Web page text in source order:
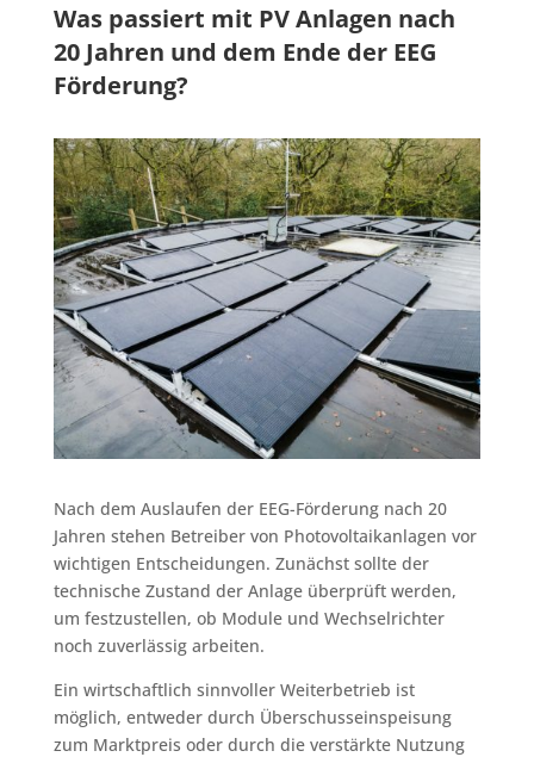
Was passiert mit PV Anlagen nach
20 Jahren und dem Ende der EEG
Förderung?
Nach dem Auslaufen der EEG-Förderung nach 20
Jahren stehen Betreiber von Photovoltaikanlagen vor
wichtigen Entscheidungen. Zunächst sollte der
technische Zustand der Anlage überprüft werden,
um festzustellen, ob Module und Wechselrichter
noch zuverlässig arbeiten.
Ein wirtschaftlich sinnvoller Weiterbetrieb ist
möglich, entweder durch Überschusseinspeisung
zum Marktpreis oder durch die verstärkte Nutzung